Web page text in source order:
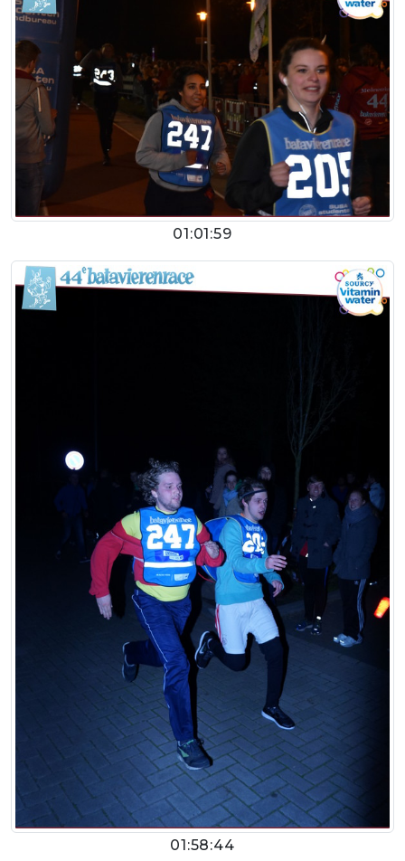
01:01:59
01:58:44